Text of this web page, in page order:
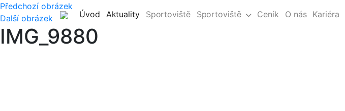
Úvod(current)
Aktuality(current)
Sportoviště Sportoviště Ceník O nás Kariéra
Předchozí obrázek
Další obrázek
IMG_9880